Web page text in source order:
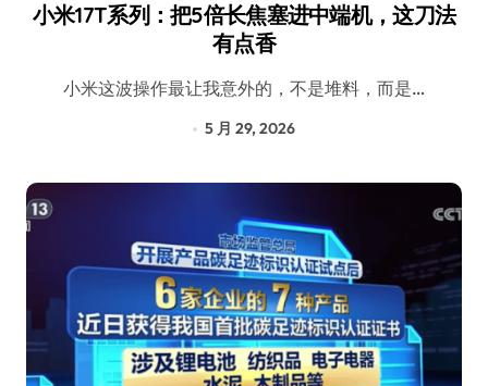
小米17T系列：把5倍长焦塞进中端机，这刀法
有点香
小米这波操作最让我意外的，不是堆料，而是…
5 月 29, 2026